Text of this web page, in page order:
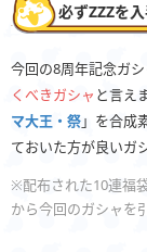
必ずZZZを
今回の8周年記念ガ
くべきガシャ と言え
マ大王・祭」を合成
ておいた方が良いガ
※配布された10連福
から今回のガシャを